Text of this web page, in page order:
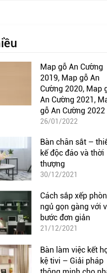
Map gỗ An Cường
2019, Map gỗ An
Cường 2020, Map
An Cường 2021,
gỗ An Cường 2022
26/01/2022
Bàn chân sắt –
kế độc đáo và thời
thượng
30/12/2021
Cách sắp xếp
ngủ gọn gàng với
bước đơn giản
21/12/2021
Bàn làm việc kết
kệ tivi – Giải pháp